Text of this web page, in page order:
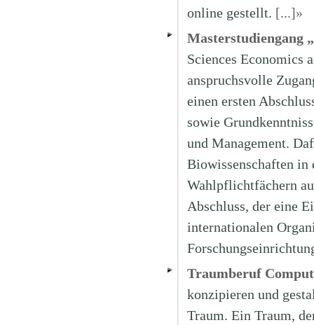
online gestellt. [...]»
Masterstudiengang
Sciences Economics
anspruchsvolle
einen ersten
sowie
und Management.
Biowissenschaften in
Wahlpflichtfächern
Abschluss, der eine
internationalen
Traumberuf
konzipieren und
Traum. Ein Traum,